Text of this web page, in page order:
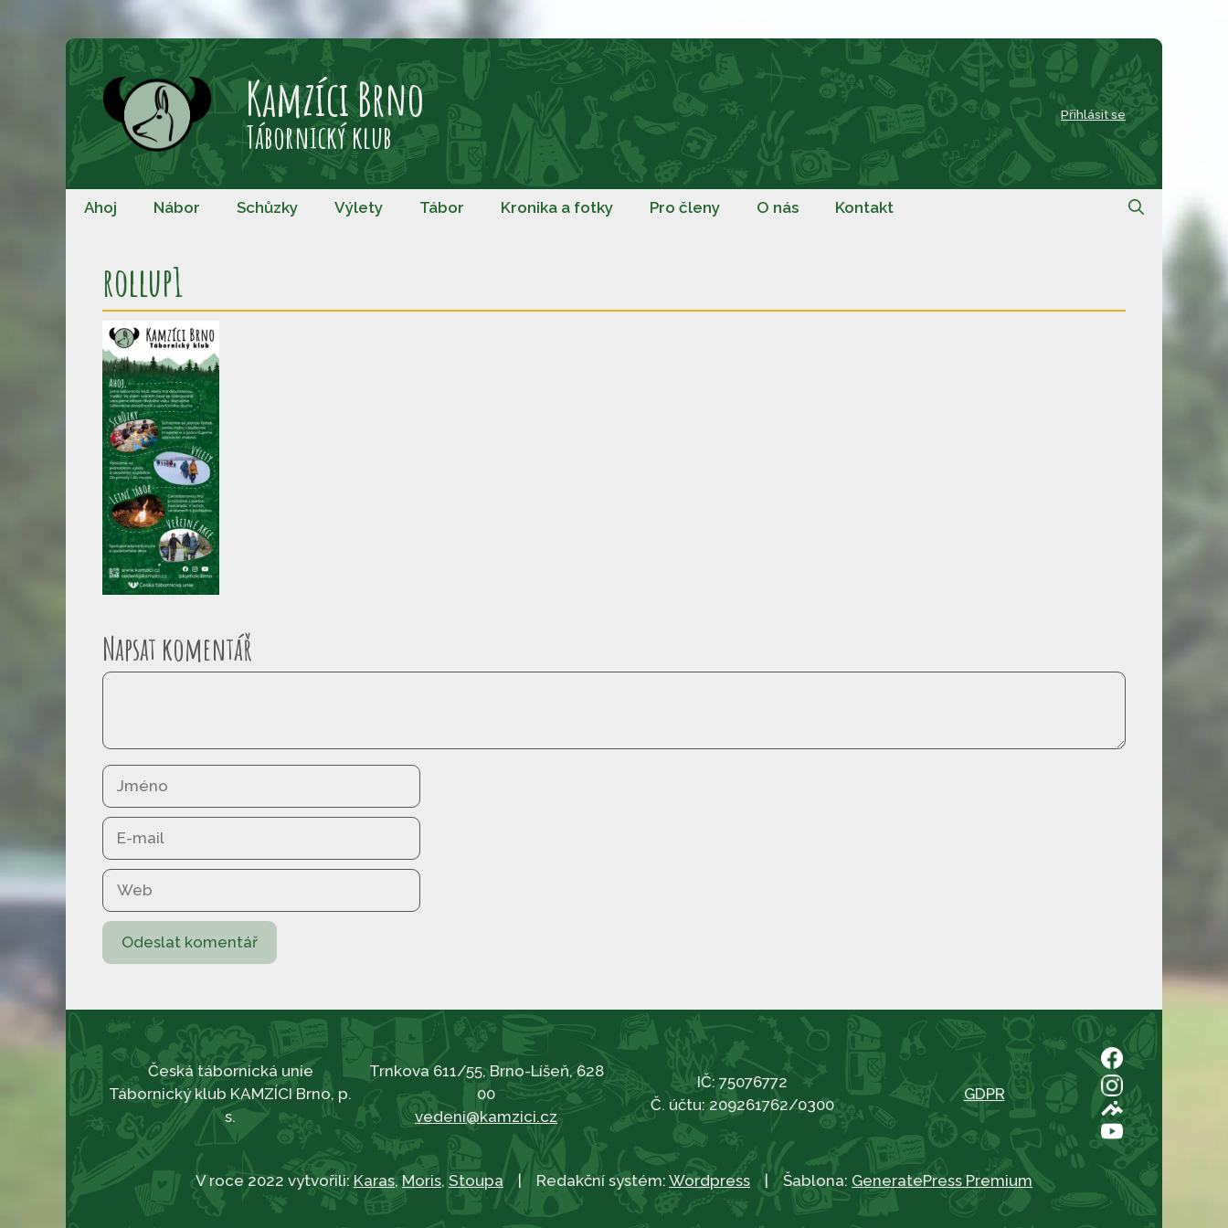
Přeskočit
Kamzíci Brno
Tábornický klub
Přihlásit se
Ahoj Nábor Schůzky Výlety Tábor Kronika a fotky Pro členy O nás Kontakt
rollup1
Napsat komentář
Komentář
Jméno
E-
mail
Web
Česká tábornická unie
Tábornický klub KAMZÍCI Brno, p.
s.
Trnkova 611/55, Brno-Líšeň, 628
00
vedeni@kamzici.cz
IČ: 75076772
Č. účtu: 209261762/0300
GDPR
V roce 2022 vytvořili:Karas,Moris, Stoupa| Redakční systém: Wordpress | Šablona: GeneratePress Premium